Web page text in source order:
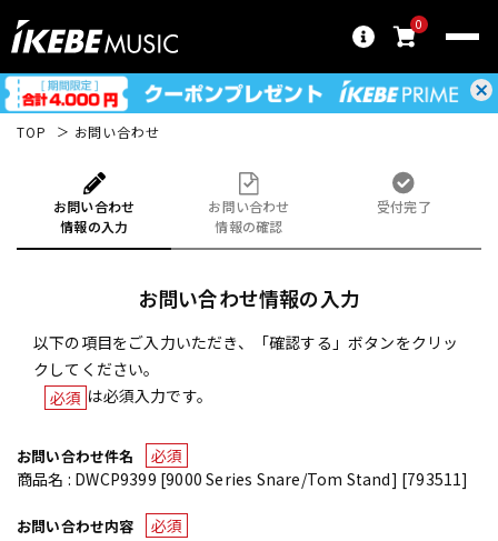
0
TOP お問い合わせ
お問い合わせ
情報の入力
お問い合わせ
情報の確認
受付完了
お問い合わせ情報の入力
以下の項目をご入力いただき、「確認する」ボタンをクリッ
クしてください。
必須 は必須入力です。
お問い合わせ件名
必須
商品名 : DWCP9399 [9000 Series Snare/Tom Stand] [793511]
お問い合わせ内容 必須